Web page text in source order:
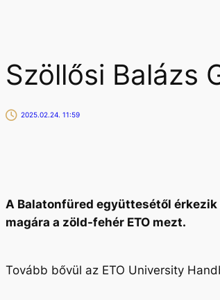
Szöllősi Balázs
2025.02.24. 11:59
A Balatonfüred együttesétől
magára a zöld-fehér ETO mezt.
Tovább bővül az ETO University